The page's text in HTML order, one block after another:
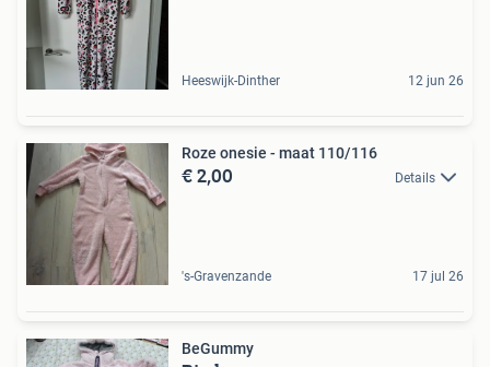
Heeswijk-Dinther 12 jun 26
Roze onesie - maat 110/116
€ 2,00 Details
's-Gravenzande 17 jul 26
BeGummy